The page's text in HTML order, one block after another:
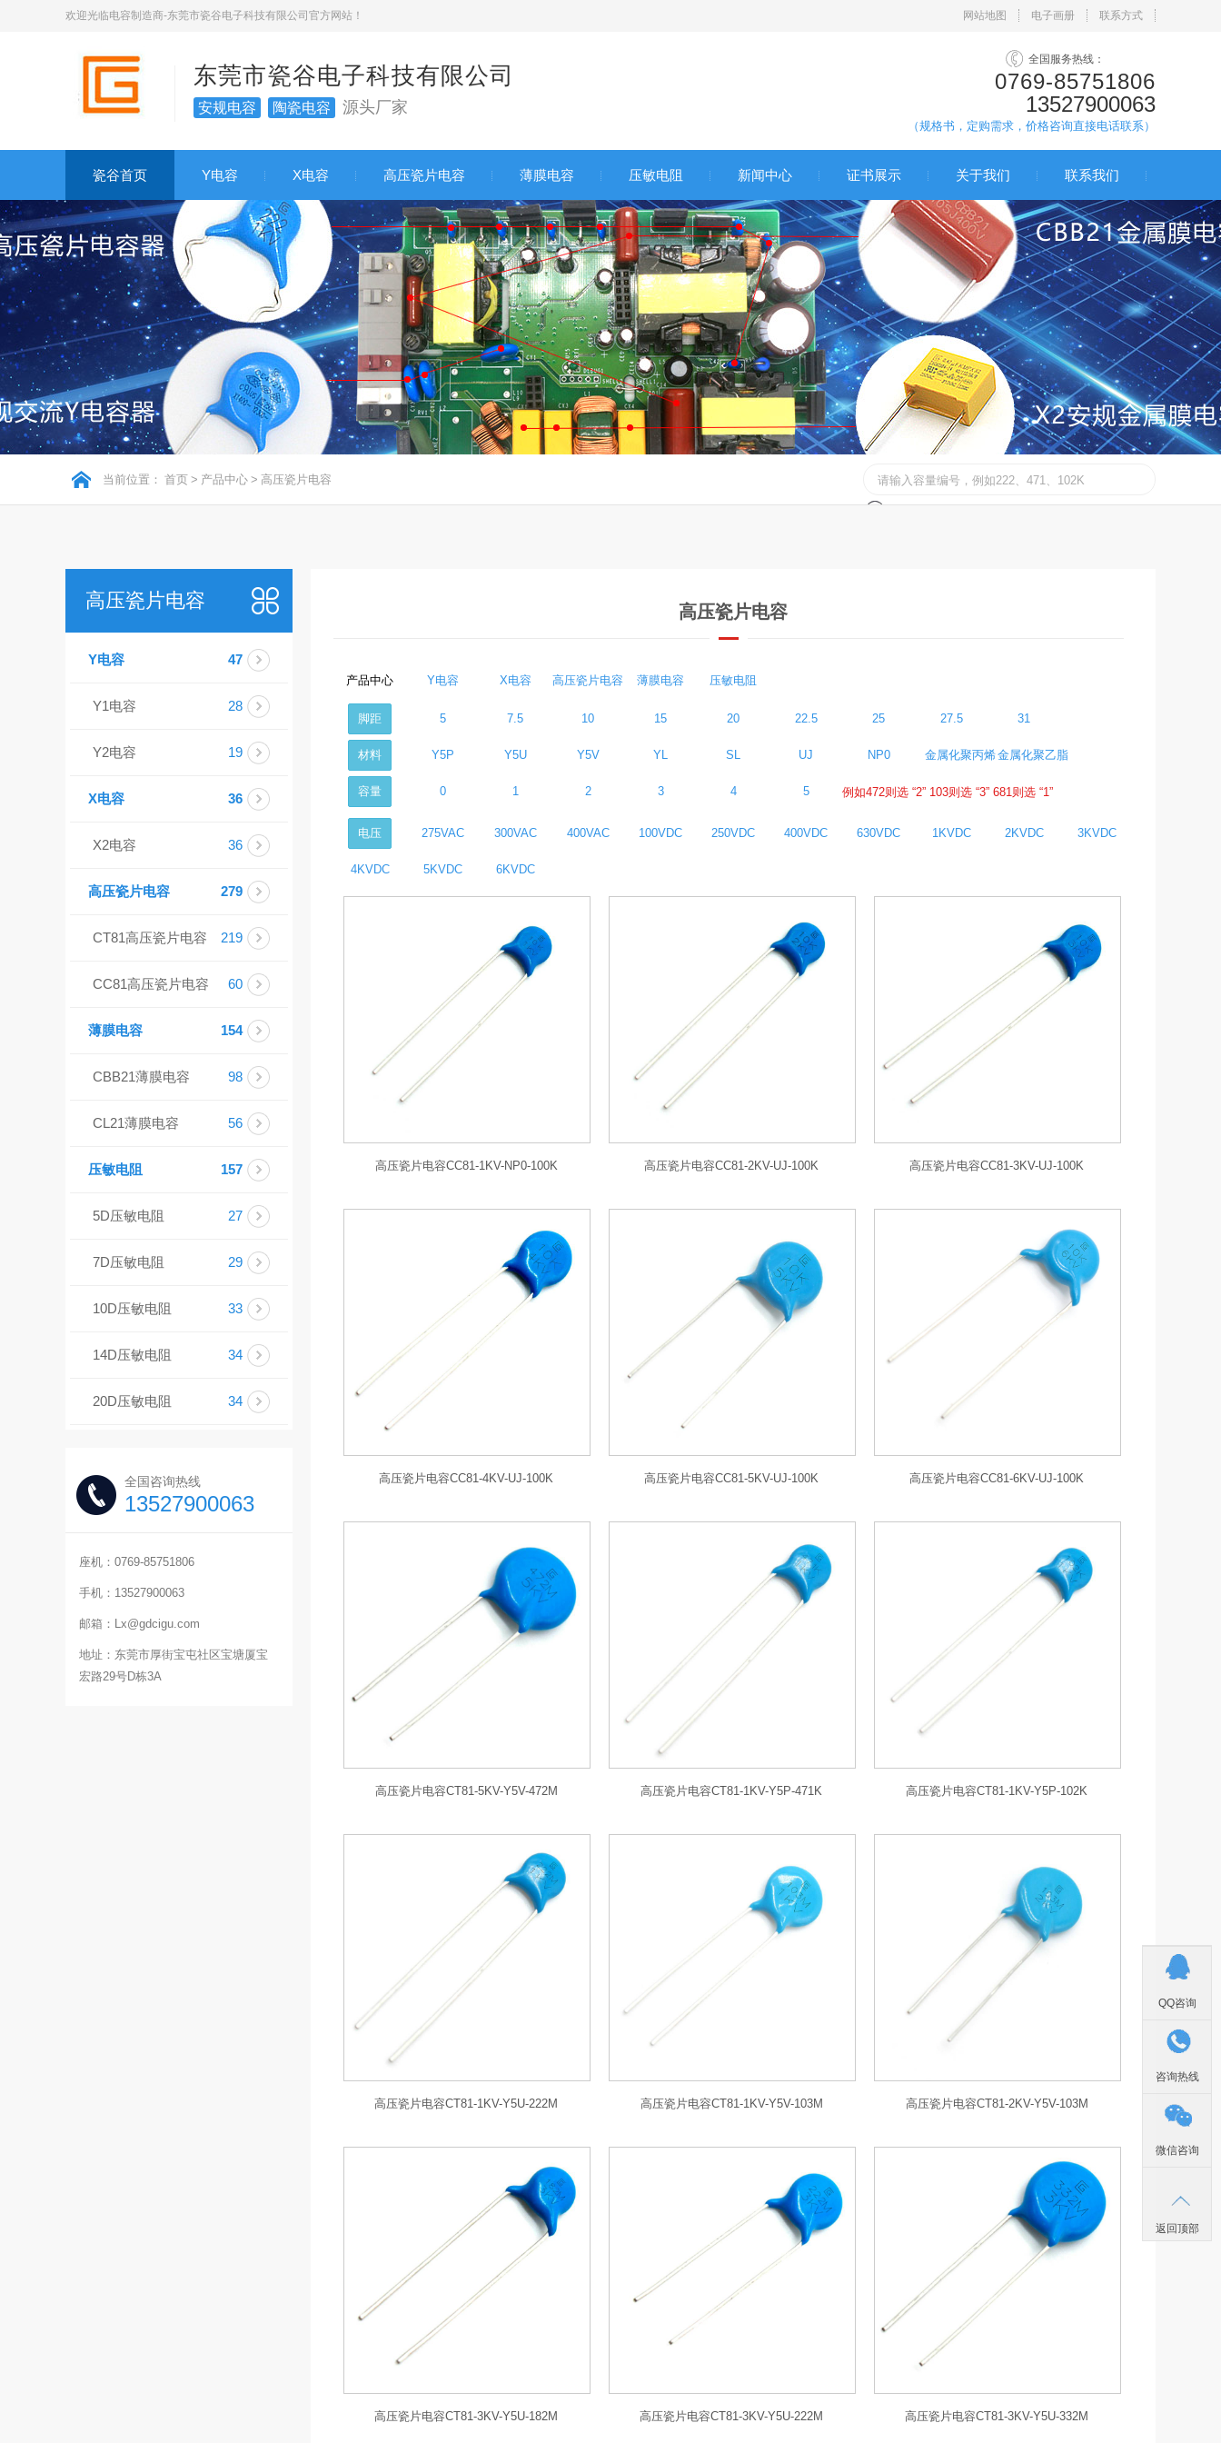
欢迎光临电容制造商-东莞市瓷谷电子科技有限公司官方网站！ 网站地图 电子画册 联系方式
东莞市瓷谷电子科技有限公司
安规电容 陶瓷电容 源头厂家
全国服务热线：
0769-85751806
13527900063
（规格书，定购需求，价格咨询直接电话联系）
瓷谷首页 Y电容 X电容 高压瓷片电容 薄膜电容 压敏电阻 新闻中心 证书展示 关于我们 联系我们
当前位置： 首页 > 产品中心 > 高压瓷片电容
高压瓷片电容
Y电容 47
Y1电容 28
Y2电容 19
X电容 36
X2电容 36
高压瓷片电容 279
CT81高压瓷片电容 219
CC81高压瓷片电容 60
薄膜电容 154
CBB21薄膜电容 98
CL21薄膜电容 56
压敏电阻 157
5D压敏电阻 27
7D压敏电阻 29
10D压敏电阻 33
14D压敏电阻 34
20D压敏电阻 34
全国咨询热线
13527900063
座机：0769-85751806
手机：13527900063
邮箱：Lx@gdcigu.com
地址：东莞市厚街宝屯社区宝塘厦宝
宏路29号D栋3A
高压瓷片电容
产品中心 Y电容 X电容 高压瓷片电容 薄膜电容 压敏电阻
脚距 5 7.5 10 15 20 22.5 25 27.5 31
材料 Y5P Y5U Y5V YL SL UJ NP0 金属化聚丙烯金属化聚乙脂
容量 0 1 2 3 4 5 例如472则选 “2” 103则选 “3” 681则选 “1”
电压 275VAC 300VAC 400VAC 100VDC 250VDC 400VDC 630VDC 1KVDC 2KVDC 3KVDC
4KVDC 5KVDC 6KVDC
高压瓷片电容CC81-1KV-NP0-100K 高压瓷片电容CC81-2KV-UJ-100K 高压瓷片电容CC81-3KV-UJ-100K
高压瓷片电容CC81-4KV-UJ-100K 高压瓷片电容CC81-5KV-UJ-100K 高压瓷片电容CC81-6KV-UJ-100K
高压瓷片电容CT81-5KV-Y5V-472M 高压瓷片电容CT81-1KV-Y5P-471K 高压瓷片电容CT81-1KV-Y5P-102K
高压瓷片电容CT81-1KV-Y5U-222M 高压瓷片电容CT81-1KV-Y5V-103M 高压瓷片电容CT81-2KV-Y5V-103M
高压瓷片电容CT81-3KV-Y5U-182M 高压瓷片电容CT81-3KV-Y5U-222M 高压瓷片电容CT81-3KV-Y5U-332M
QQ咨询
咨询热线
微信咨询
返回顶部